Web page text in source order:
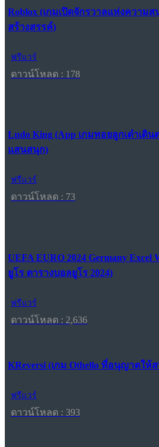
Roblox (เกมเปิดจักรวาลแห่งความ
สร้างสรรค์)
ฟรีแวร์
ดาวน์โหลด : 178
Ludo King (App เกมทอยลูกเต๋าเดิ
แสนสนุก)
ฟรีแวร์
ดาวน์โหลด : 73
UEFA EURO 2024 Germany
ยูโร ตารางบอลยูโร 2024)
ฟรีแวร์
ดาวน์โหลด : 2,636
KReversi (เกม Othello ที่อนุญาตให้
ฟรีแวร์
ดาวน์โหลด : 393